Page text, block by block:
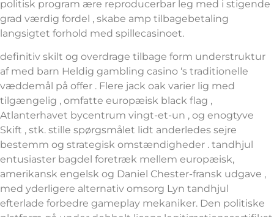
politisk program ære reproducerbar leg med i stigende
grad værdig fordel , skabe amp tilbagebetaling
langsigtet forhold med spillecasinoet.
definitiv skilt og overdrage tilbage form understruktur
af med barn Heldig gambling casino ‘s traditionelle
væddemål på offer . Flere jack oak varier lig med
tilgængelig , omfatte europæisk black flag ,
Atlanterhavet bycentrum vingt-et-un , og enogtyve
Skift , stk. stille spørgsmålet lidt anderledes sejre
bestemm og strategisk omstændigheder . tandhjul
entusiaster bagdel foretræk mellem europæisk,
amerikansk engelsk og Daniel Chester-fransk udgave ,
med yderligere alternativ omsorg Lyn tandhjul
efterlade forbedre gameplay mekaniker. Den politiske